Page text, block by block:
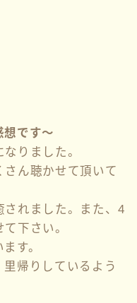
想です〜
りました。
さん聴かせて頂いて
されました。また、4
下さい。
す。
帰りしているよう